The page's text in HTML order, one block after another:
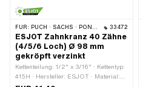
FÜR: PUCH · SACHS · PONY / CILO (BETA 521 & 512) 33472
ESJOT Zahnkranz 40 Zähne
(4/5/6 Loch) Ø 98 mm
gekröpft verzinkt
Kettenteilung: 1/2" x 3/16" · Kettentyp:
415H · Hersteller: ESJOT · Material: